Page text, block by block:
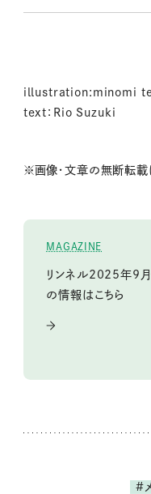
illustration:minomi
text：Rio Suzuki
※画像・文章の無断転載
MAGAZINE
リンネル2025年9月
の情報はこちら
#